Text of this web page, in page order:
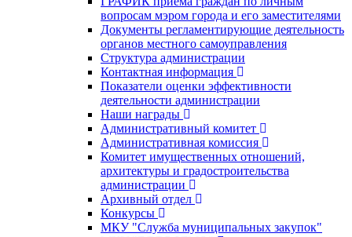
вопросам мэром города и его заместителями
Документы регламентирующие деятельность
органов местного самоуправления
Структура администрации
Контактная информация
Показатели оценки эффективности
деятельности администрации
Наши награды
Административный комитет
Административная комиссия
Комитет имущественных отношений,
архитектуры и градостроительства
администрации
Архивный отдел
Конкурсы
МКУ "Служба муниципальных закупок"